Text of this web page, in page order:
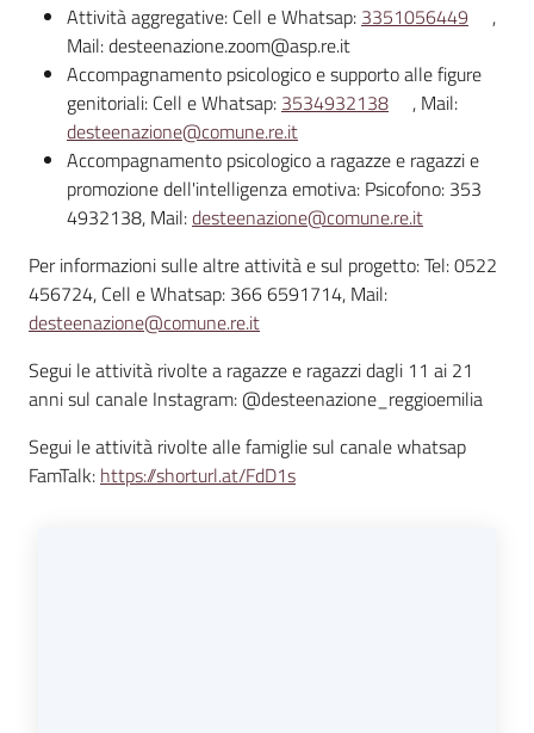
Attività aggregative: Cell e Whatsap: 3351056449
,
Mail: desteenazione.zoom@asp.re.it
Accompagnamento psicologico e supporto alle figure
genitoriali: Cell e Whatsap: 3534932138
, Mail:
desteenazione@comune.re.it
Accompagnamento psicologico a ragazze e ragazzi e
promozione dell'intelligenza emotiva: Psicofono: 353
4932138, Mail:desteenazione@comune.re.it
Per informazioni sulle altre attività e sul progetto: Tel: 0522
456724, Cell e Whatsap: 366 6591714, Mail:
desteenazione@comune.re.it
Segui le attività rivolte a ragazze e ragazzi dagli 11 ai 21
anni sul canale Instagram: @desteenazione_reggioemilia
Segui le attività rivolte alle famiglie sul canale whatsap
FamTalk: https://shorturl.at/FdD1s